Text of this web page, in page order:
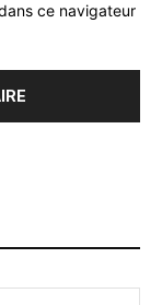
ce navigateur